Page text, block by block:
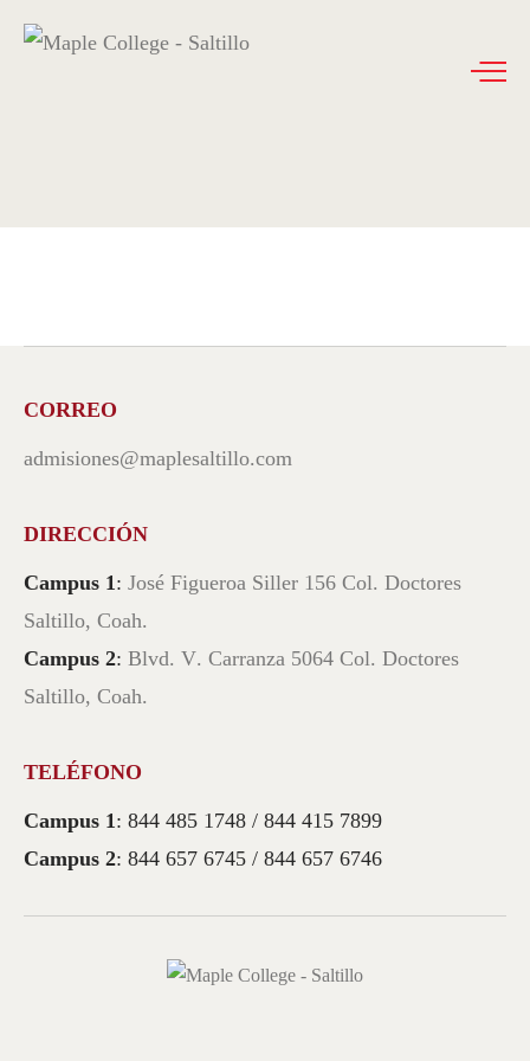
CORREO
admisiones@maplesaltillo.com
DIRECCIÓN
Campus 1: José Figueroa Siller 156 Col. Doctores
Saltillo, Coah.
Campus 2: Blvd. V. Carranza 5064 Col. Doctores
Saltillo, Coah.
TELÉFONO
Campus 1: 844 485 1748 / 844 415 7899
Campus 2: 844 657 6745 / 844 657 6746